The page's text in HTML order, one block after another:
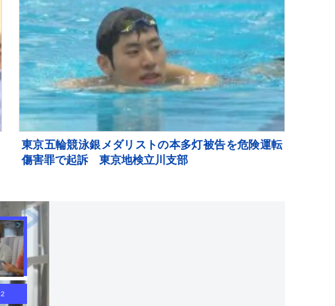
東京五輪競泳銀メダリストの本多灯被告を危険運転
傷害罪で起訴 東京地検立川支部